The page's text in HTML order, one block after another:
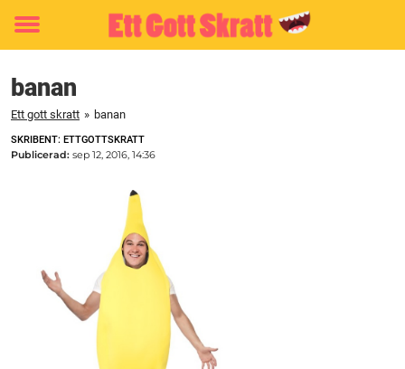
Toggle
banan
Ett gott skratt » banan
SKRIBENT: ETTGOTTSKRATT
Publicerad: sep 12, 2016, 14:36